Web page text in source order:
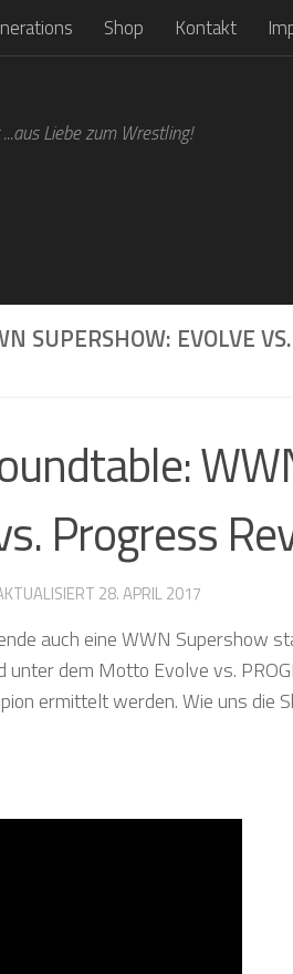
Shop Kontakt
Liebe zum Wrestling!
SUPERSHOW: EVOLVE VS.
Progress
28. APRIL 2017
auch eine WWN Supershow
dem Motto Evolve vs.
ermittelt werden. Wie uns die